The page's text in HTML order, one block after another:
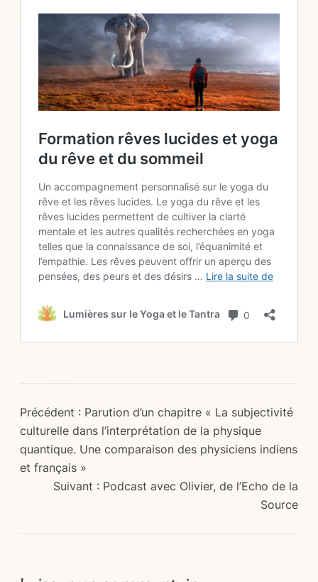
Précédent : Parution d’un chapitre « La subjectivité
culturelle dans l’interprétation de la physique
quantique. Une comparaison des physiciens indiens
et français »
Suivant : Podcast avec Olivier, de l’Echo de la
Source